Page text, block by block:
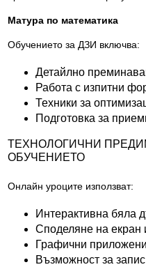
Матура по математика
Обучението за ДЗИ включва:
Детайлно
Работа с изпитни
Техники за
Подготовка за
ТЕХНОЛОГИЧНИ
ОБУЧЕНИЕТО
Онлайн уроците използват:
Интерактивна бяла
Споделяне на екран
Графични
Възможност за